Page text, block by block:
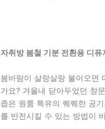
자취방 봄철 기분 전환용 디퓨
봄바람이 살랑살랑 불어오면
가요? 겨울내 닫아두었던 창
좁은 원룸 특유의 퀘퀘한 공
를 반전시킬 수 있는 방법이